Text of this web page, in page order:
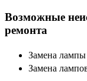
Возможные
ремонта
Замена
Замена